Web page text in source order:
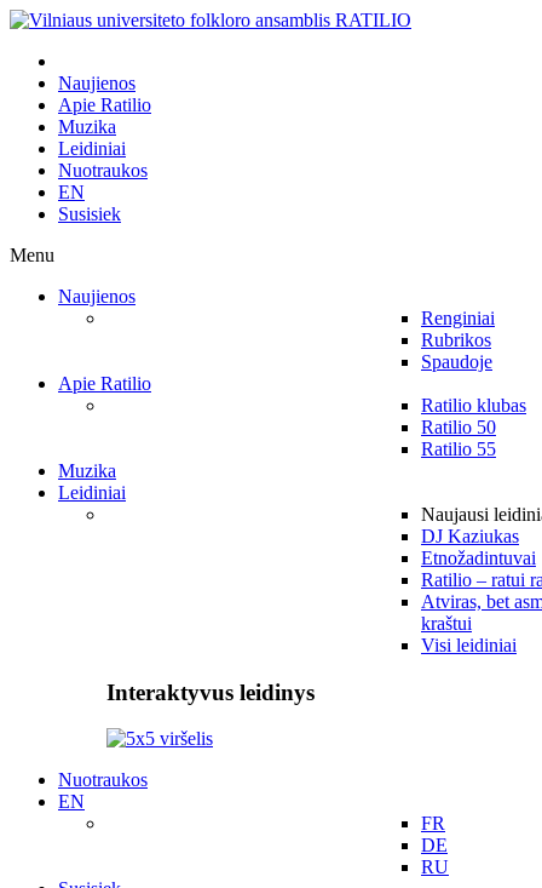
Naujienos
Apie Ratilio
Muzika
Leidiniai
Nuotraukos
EN
Susisiek
Menu
Naujienos
Renginiai
Rubrikos
Spaudoje
Apie Ratilio
Ratilio klubas
Ratilio 50
Ratilio 55
Muzika
Leidiniai
Naujausi
DJ Kaziukas
Etnožadintuvai
Ratilio – ratui
Atviras, bet
kraštui
Visi leidiniai
Interaktyvus leidinys
Nuotraukos
EN
FR
DE
RU